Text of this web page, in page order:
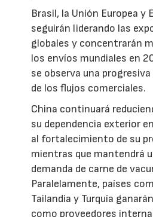
Brasil, la Unión Europea y
seguirán liderando las
globales y concentrarán
los envíos mundiales en
se observa una
de los flujos comerciales.
China continuará
su dependencia exterior
al fortalecimiento de su
mientras que mantendrá
demanda de carne de
Paralelamente, países
Tailandia y Turquía
como proveedores